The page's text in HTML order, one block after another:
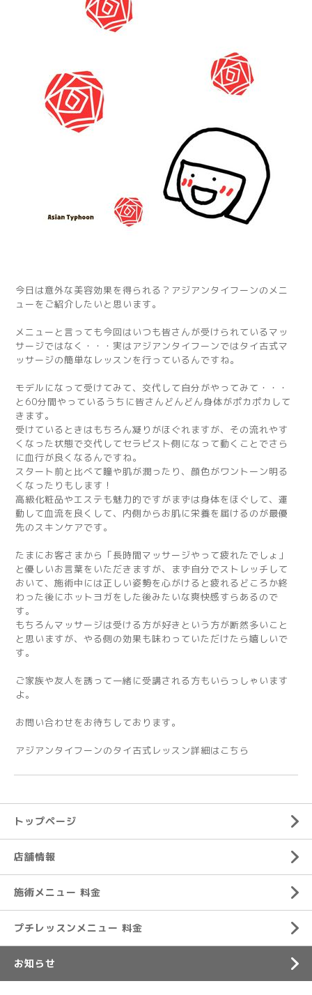
今日は意外な美容効果を得られる？アジアンタイフーンのメニ
ューをご紹介したいと思います。
メニューと言っても今回はいつも皆さんが受けられているマッ
サージではなく・・・実はアジアンタイフーンではタイ古式マ
ッサージの簡単なレッスンを行っているんですね。
モデルになって受けてみて、交代して自分がやってみて・・・
と60分間やっているうちに皆さんどんどん身体がポカポカして
きます。
受けているときはもちろん凝りがほぐれますが、その流れやす
くなった状態で交代してセラピスト側になって動くことでさら
に血行が良くなるんですね。
スタート前と比べて瞳や肌が潤ったり、顔色がワントーン明る
くなったりもします！
高級化粧品やエステも魅力的ですがまずは身体をほぐして、運
動して血流を良くして、内側からお肌に栄養を届けるのが最優
先のスキンケアです。
たまにお客さまから「長時間マッサージやって疲れたでしょ」
と優しいお言葉をいただきますが、まず自分でストレッチして
おいて、施術中には正しい姿勢を心がけると疲れるどころか終
わった後にホットヨガをした後みたいな爽快感すらあるので
す。
もちろんマッサージは受ける方が好きという方が断然多いこと
と思いますが、やる側の効果も味わっていただけたら嬉しいで
す。
ご家族や友人を誘って一緒に受講される方もいらっしゃいます
よ。
お問い合わせをお待ちしております。
アジアンタイフーンのタイ古式レッスン詳細はこちら
トップページ
店舗情報
施術メニュー 料金
プチレッスンメニュー 料金
お知らせ